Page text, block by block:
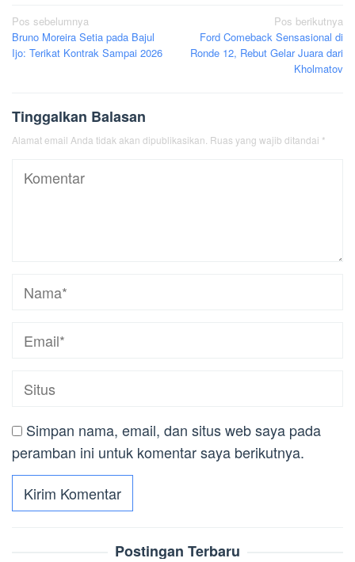
Navigasi
pos
Pos sebelumnya
Bruno Moreira Setia pada Bajul
Ijo: Terikat Kontrak Sampai 2026
Pos berikutnya
Ford Comeback Sensasional di
Ronde 12, Rebut Gelar Juara dari
Kholmatov
Tinggalkan Balasan
Alamat email Anda tidak akan dipublikasikan. Ruas yang wajib ditandai *
Simpan nama, email, dan situs web saya pada
peramban ini untuk komentar saya berikutnya.
Postingan Terbaru